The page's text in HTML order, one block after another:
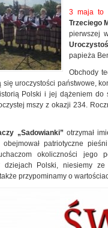
3 maja to
Trzeciego
pierwszej
papieża
Obchody
się uroczystości państwowe,
Polski i jej dążeniem do
mszy z okazji 234.
„Sadowianki” otrzymał
obejmował patriotyczne
okoliczności
dziejach Polski, niesiemy
przypominamy o